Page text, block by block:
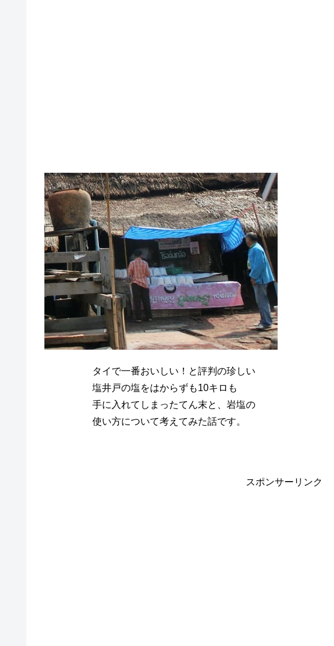
タイで一番おいしい！と評判の珍しい
塩井戸の塩をはからずも10キロも
手に入れてしまったてん末と、岩塩の
使い方について考えてみた話です。
スポンサーリンク